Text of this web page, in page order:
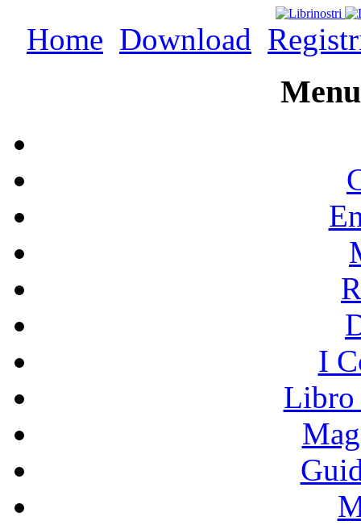
Home Download
I
Libro